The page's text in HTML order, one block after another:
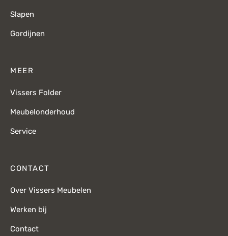
Slapen
Gordijnen
MEER
Vissers Folder
Meubelonderhoud
Service
CONTACT
Over Vissers Meubelen
Werken bij
Contact